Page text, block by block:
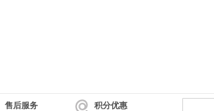
售后服务
积分优惠